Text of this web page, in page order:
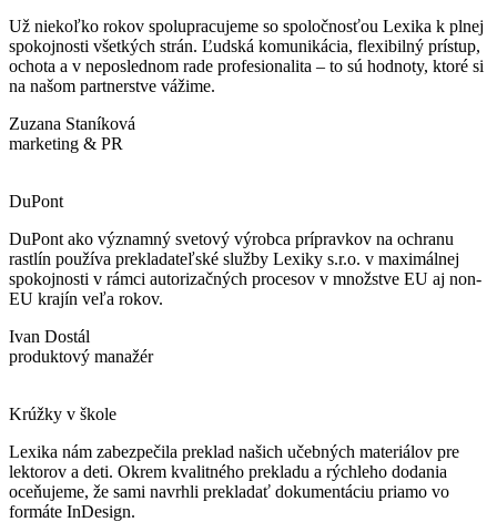
Už niekoľko rokov spolupracujeme so spoločnosťou Lexika k plnej
spokojnosti všetkých strán. Ľudská komunikácia, flexibilný prístup,
ochota a v neposlednom rade profesionalita – to sú hodnoty, ktoré si
na našom partnerstve vážime.
Zuzana Staníková
marketing & PR
DuPont
DuPont ako významný svetový výrobca prípravkov na ochranu
rastlín používa prekladateľské služby Lexiky s.r.o. v maximálnej
spokojnosti v rámci autorizačných procesov v množstve EU aj non-
EU krajín veľa rokov.
Ivan Dostál
produktový manažér
Krúžky v škole
Lexika nám zabezpečila preklad našich učebných materiálov pre
lektorov a deti. Okrem kvalitného prekladu a rýchleho dodania
oceňujeme, že sami navrhli prekladať dokumentáciu priamo vo
formáte InDesign.